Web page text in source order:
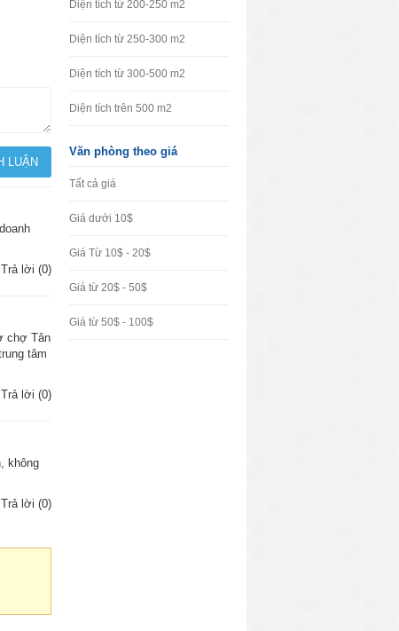
Trả lời (0)
chợ Tân
tâm
Trả lời (0)
không
Trả lời (0)
Diện tích từ 200-250 m2
Diện tích từ 250-300 m2
Diện tích từ 300-500 m2
Diện tích trên 500 m2
Văn phòng theo giá
Tất cả giá
Giá dưới 10$
Giá Từ 10$ - 20$
Giá từ 20$ - 50$
Giá từ 50$ - 100$